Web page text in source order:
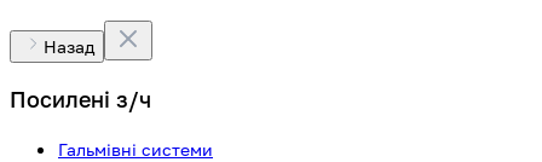
Назад
Посилені з/ч
Гальмівні системи